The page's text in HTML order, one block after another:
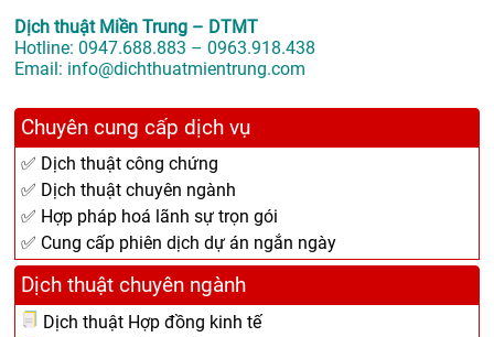
Dịch thuật Miền Trung – DTMT
Hotline: 0947.688.883 – 0963.918.438
Email: info@dichthuatmientrung.com
Chuyên cung cấp dịch vụ
✅ Dịch thuật công chứng
✅ Dịch thuật chuyên ngành
✅ Hợp pháp hoá lãnh sự trọn gói
✅ Cung cấp phiên dịch dự án ngắn ngày
Dịch thuật chuyên ngành
Dịch thuật Hợp đồng kinh tế